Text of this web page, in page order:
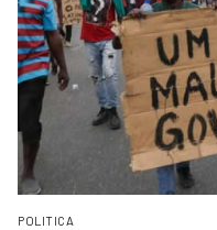
POLITICA